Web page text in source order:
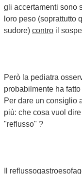
gli accertamenti sono
loro peso (soprattutto
sudore) contro il
Però la pediatra
probabilmente ha
Per dare un consiglio
più: che cosa vuol
"reflusso" ?
Il